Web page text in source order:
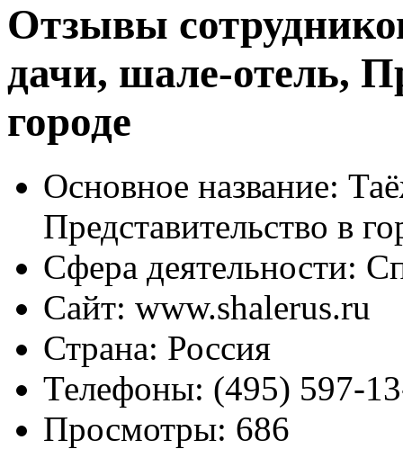
Отзывы
дачи, шале-отель,
городе
Основное название:
Представительство в
Сфера деятельности:
Сайт: www.shalerus.ru
Страна: Россия
Телефоны: (495) 597-
Просмотры: 686